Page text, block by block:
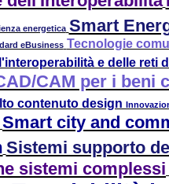
energetica Smart
eBusiness Tecnologie
e delle reti
CAM per i beni
contenuto design
Smart city and
Sistemi supporto
sistemi complessi